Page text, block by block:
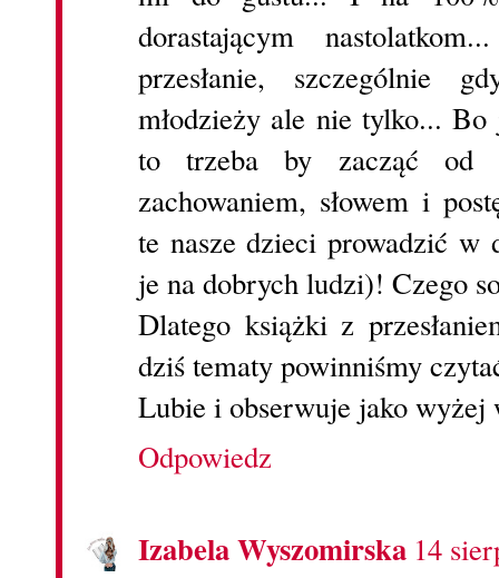
dorastającym
przesłanie, szczególnie
młodzieży ale nie tylko...
to trzeba by zacząć od
zachowaniem, słowem i
te nasze dzieci prowadzić
je na dobrych ludzi)! Czego
Dlatego książki z
dziś tematy powinniśmy
Lubie i obserwuje jako wyżej
Odpowiedz
Izabela Wyszomirska 14